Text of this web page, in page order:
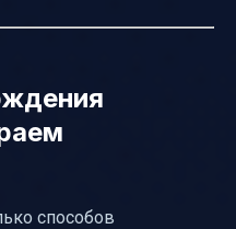
способов